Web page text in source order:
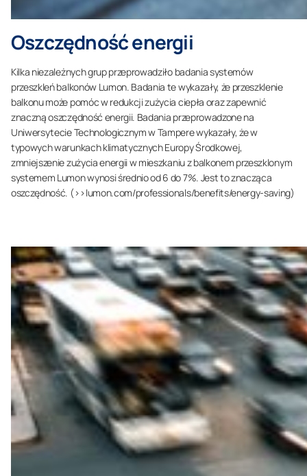
Oszczędność energii
Kilka niezależnych grup przeprowadziło badania systemów
przeszkleń balkonów Lumon. Badania te wykazały, że przeszklenie
balkonu może pomóc w redukcji zużycia ciepła oraz zapewnić
znaczną oszczędność energii. Badania przeprowadzone na
Uniwersytecie Technologicznym w Tampere wykazały, że w
typowych warunkach klimatycznych Europy Środkowej,
zmniejszenie zużycia energii w mieszkaniu z balkonem przeszklonym
systemem Lumon wynosi średnio od 6 do 7%. Jest to znacząca
oszczędność. (>>lumon.com/professionals/benefits/energy-saving)